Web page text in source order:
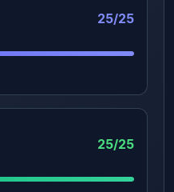
25/25
25/25